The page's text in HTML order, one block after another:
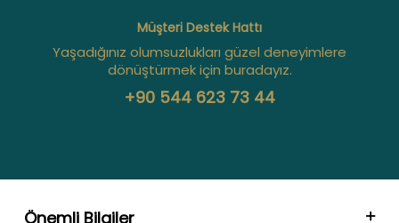
Müşteri Destek Hattı
Yaşadığınız olumsuzlukları güzel deneyimlere
dönüştürmek için buradayız.
+90 544 623 73 44
Önemli Bilgiler